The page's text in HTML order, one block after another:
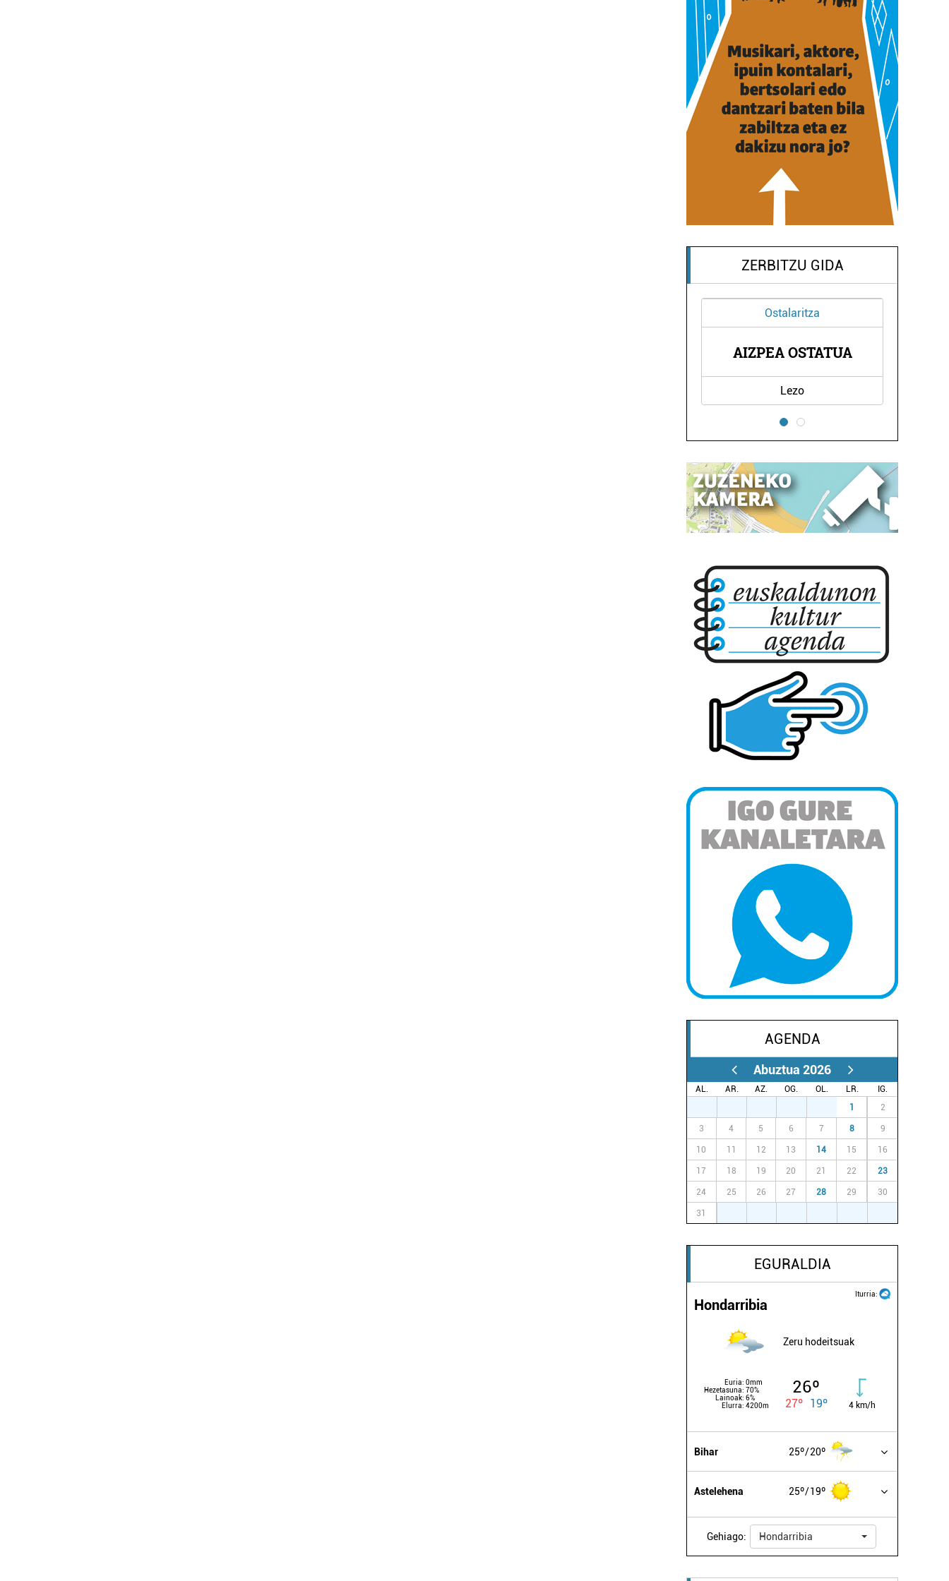
ZERBITZU GIDA
Ostalaritza
AIZPEA OSTATUA
AGENDA
Abuztua 2026
AL. AR. AZ. OG. OL. LR.
IG.
1 2
3 4 5 6 7 8 9
10 11 12 13 14 15 16
17 18 19 20 21 22 23
24 25 26 27 28 29 30
31
EGURALDIA
Iturria:
Hondarribia
Zeru hodeitsuak
Euria: 0mm
Hezetasuna: 70%
Lainoak: 6%
Elurra: 4200m
26º
27º 19º 4 km/h
Bihar 25º 20º
Astelehena 25º 19º
Gehiago: Hondarribia